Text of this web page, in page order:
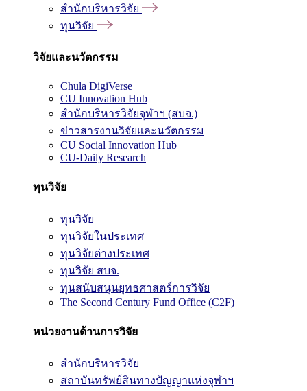
สำนักบริหารวิจัย
ทุนวิจัย
วิจัยและนวัตกรรม
Chula DigiVerse
CU Innovation Hub
สำนักบริหารวิจัยจุฬาฯ (สบจ.)
ข่าวสารงานวิจัยและนวัตกรรม
CU Social Innovation Hub
CU-Daily Research
ทุนวิจัย
ทุนวิจัย
ทุนวิจัยในประเทศ
ทุนวิจัยต่างประเทศ
ทุนวิจัย สบจ.
ทุนสนับสนุนยุทธศาสตร์การวิจัย
The Second Century Fund Office (C2F)
หน่วยงานด้านการวิจัย
สำนักบริหารวิจัย
สถาบันทรัพย์สินทางปัญญาแห่งจุฬาฯ